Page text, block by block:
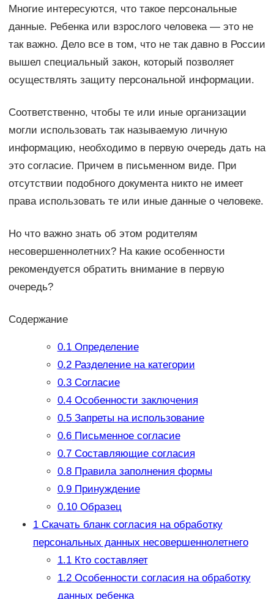
Многие интересуются, что такое персональные
данные. Ребенка или взрослого человека — это не
так важно. Дело все в том, что не так давно в России
вышел специальный закон, который позволяет
осуществлять защиту персональной информации.
Соответственно, чтобы те или иные организации
могли использовать так называемую личную
информацию, необходимо в первую очередь дать на
это согласие. Причем в письменном виде. При
отсутствии подобного документа никто не имеет
права использовать те или иные данные о человеке.
Но что важно знать об этом родителям
несовершеннолетних? На какие особенности
рекомендуется обратить внимание в первую
очередь?
Содержание
0.1Определение
0.2Разделение на категории
0.3Согласие
0.4Особенности заключения
0.5Запреты на использование
0.6Письменное согласие
0.7Составляющие согласия
0.8Правила заполнения формы
0.9Принуждение
0.10Образец
1Скачать бланк согласия на обработку
персональных данных несовершеннолетнего
1.1Кто составляет
1.2Особенности согласия на обработку
данных ребенка